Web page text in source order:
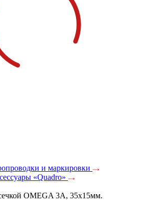
и маркировки
«Quadro»
OMEGA 3A, 35х15мм.